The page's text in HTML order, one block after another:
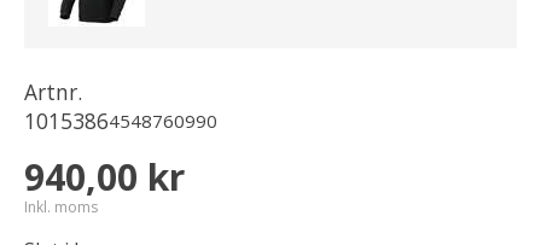
Artnr.
10153864548760990
940,00 kr
Inkl. moms